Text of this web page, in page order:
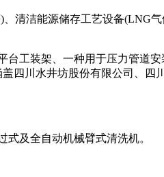
清洁能源储存工艺设备(LNG
工装架、一种用于压力管道
四川水井坊股份有限公司、四
及全自动机械臂式清洗机。